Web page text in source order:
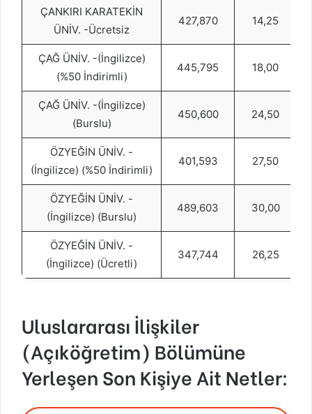
ÇANKIRI KARATEKİN
ÜNİV. -Ücretsiz
427,870 14,25
ÇAĞ ÜNİV. -(İngilizce)
(%50 İndirimli)
445,795 18,00
ÇAĞ ÜNİV. -(İngilizce)
(Burslu)
450,600 24,50
ÖZYEĞİN ÜNİV. -
(İngilizce) (%50 İndirimli)
401,593 27,50
ÖZYEĞİN ÜNİV. -
(İngilizce) (Burslu)
489,603 30,00
ÖZYEĞİN ÜNİV. -
(İngilizce) (Ücretli)
347,744 26,25
Uluslararası İlişkiler
(Açıköğretim) Bölümüne
Yerleşen Son Kişiye Ait Netler: